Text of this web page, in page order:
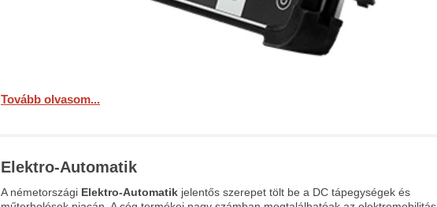
Tovább olvasom...
Elektro-Automatik
A németországi Elektro-Automatik jelentős szerepet tölt be a DC tápegységek és